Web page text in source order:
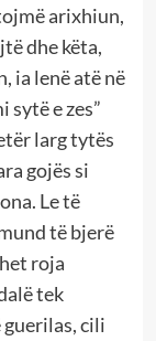
arixhiun,
dhe këta,
ia lenë atë në
e zes”
larg tytës
gojës si
Le të
të bjerë
roja
tek
cili